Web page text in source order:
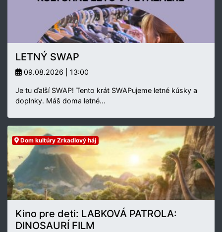
LETNÝ SWAP
09.08.2026 | 13:00
Je tu ďalší SWAP! Tento krát SWAPujeme letné kúsky a
doplnky. Máš doma letné…
Dom kultúry Zrkadlový háj
Kino pre deti: LABKOVÁ PATROLA:
DINOSAURÍ FILM